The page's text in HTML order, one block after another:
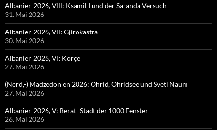
Albanien 2026, VIII: Ksamil I und der Saranda Versuch
31. Mai 2026
Albanien 2026, VII: Gjirokastra
30. Mai 2026
Albanien 2026, VI: Korçë
27. Mai 2026
(Nord,-) Madzedonien 2026: Ohrid, Ohridsee und Sveti Naum
27. Mai 2026
Albanien 2026, V: Berat- Stadt der 1000 Fenster
26. Mai 2026